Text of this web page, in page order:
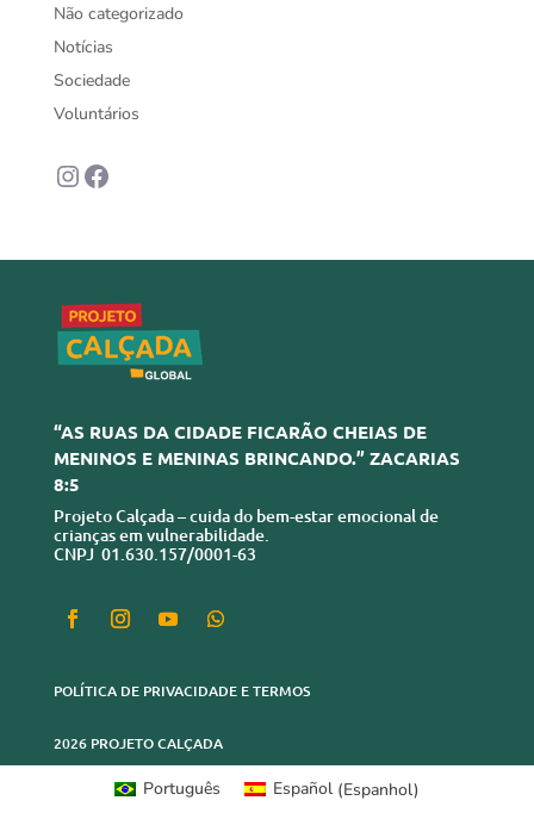
Não categorizado
Notícias
Sociedade
Voluntários
Instagram
Facebook
“AS RUAS DA CIDADE FICARÃO CHEIAS DE
MENINOS E MENINAS BRINCANDO.” ZACARIAS
8:5
Projeto Calçada – cuida do bem-estar emocional de
crianças em vulnerabilidade.
CNPJ 01.630.157/0001-63
POLÍTICA DE PRIVACIDADE E TERMOS
2026 PROJETO CALÇADA
Português Español(Espanhol)